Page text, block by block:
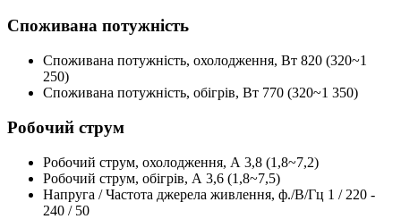
Споживана потужність
Споживана потужність, охолодження, Вт 820 (320~1
250)
Споживана потужність, обігрів, Вт 770 (320~1 350)
Робочий струм
Робочий струм, охолодження, А 3,8 (1,8~7,2)
Робочий струм, обігрів, А 3,6 (1,8~7,5)
Напруга / Частота джерела живлення, ф./В/Гц 1 / 220 -
240 / 50